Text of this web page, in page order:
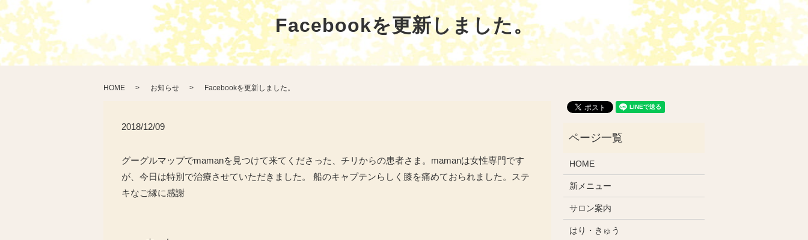
Facebookを更新しました。
HOME お知らせ Facebookを更新しました。
2018/12/09
グーグルマップでmamanを見つけて来てくださった、チリからの患者さま。mamanは女性専門です
が、今日は特別で治療させていただきました。 船のキャプテンらしく膝を痛めておられました。ステ
キなご縁に感謝
HOME
新メニュー
サロン案内
はり・きゅう